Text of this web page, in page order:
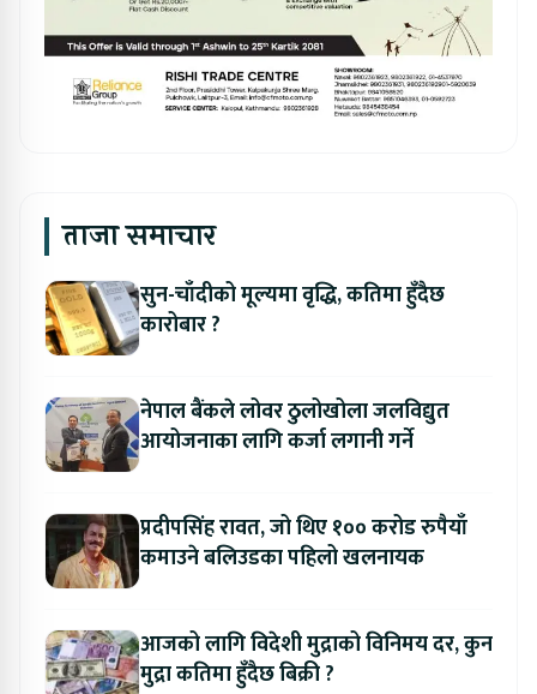
ताजा समाचार
सुन-चाँदीको मूल्यमा वृद्धि, कतिमा हुँदैछ
कारोबार ?
नेपाल बैंकले लोवर ठुलोखोला जलविद्युत
आयोजनाका लागि कर्जा लगानी गर्ने
प्रदीपसिंह रावत, जो थिए १०० करोड रुपैयाँ
कमाउने बलिउडका पहिलो खलनायक
आजको लागि विदेशी मुद्राको विनिमय दर, कुन
मुद्रा कतिमा हुँदैछ बिक्री ?